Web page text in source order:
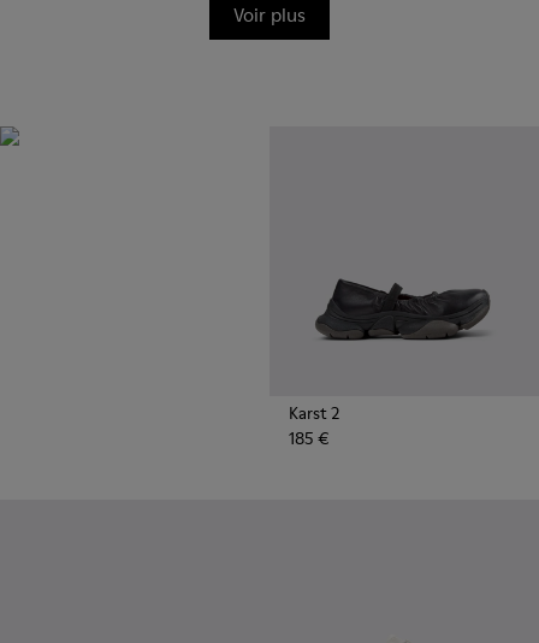
Voir plus
Karst 2
185 €